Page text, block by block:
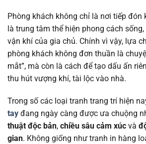
Phòng khách không chỉ là nơi tiếp đón
là trung tâm thể hiện phong cách
vận khí của gia chủ. Chính vì vậy, lựa
phòng khách không đơn thuần là
mắt”, mà còn là cách để tạo dấu ấn
thu hút vượng khí, tài lộc vào nhà.
Trong số các loại tranh trang trí hiện
tay đang ngày càng được ưa chuộng
thuật độc bản, chiều sâu cảm xúc và
gian. Không giống như tranh in hàng